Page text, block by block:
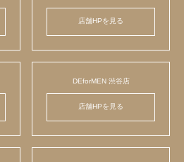
店舗HPを見る
DEforMEN 渋谷店
店舗HPを見る